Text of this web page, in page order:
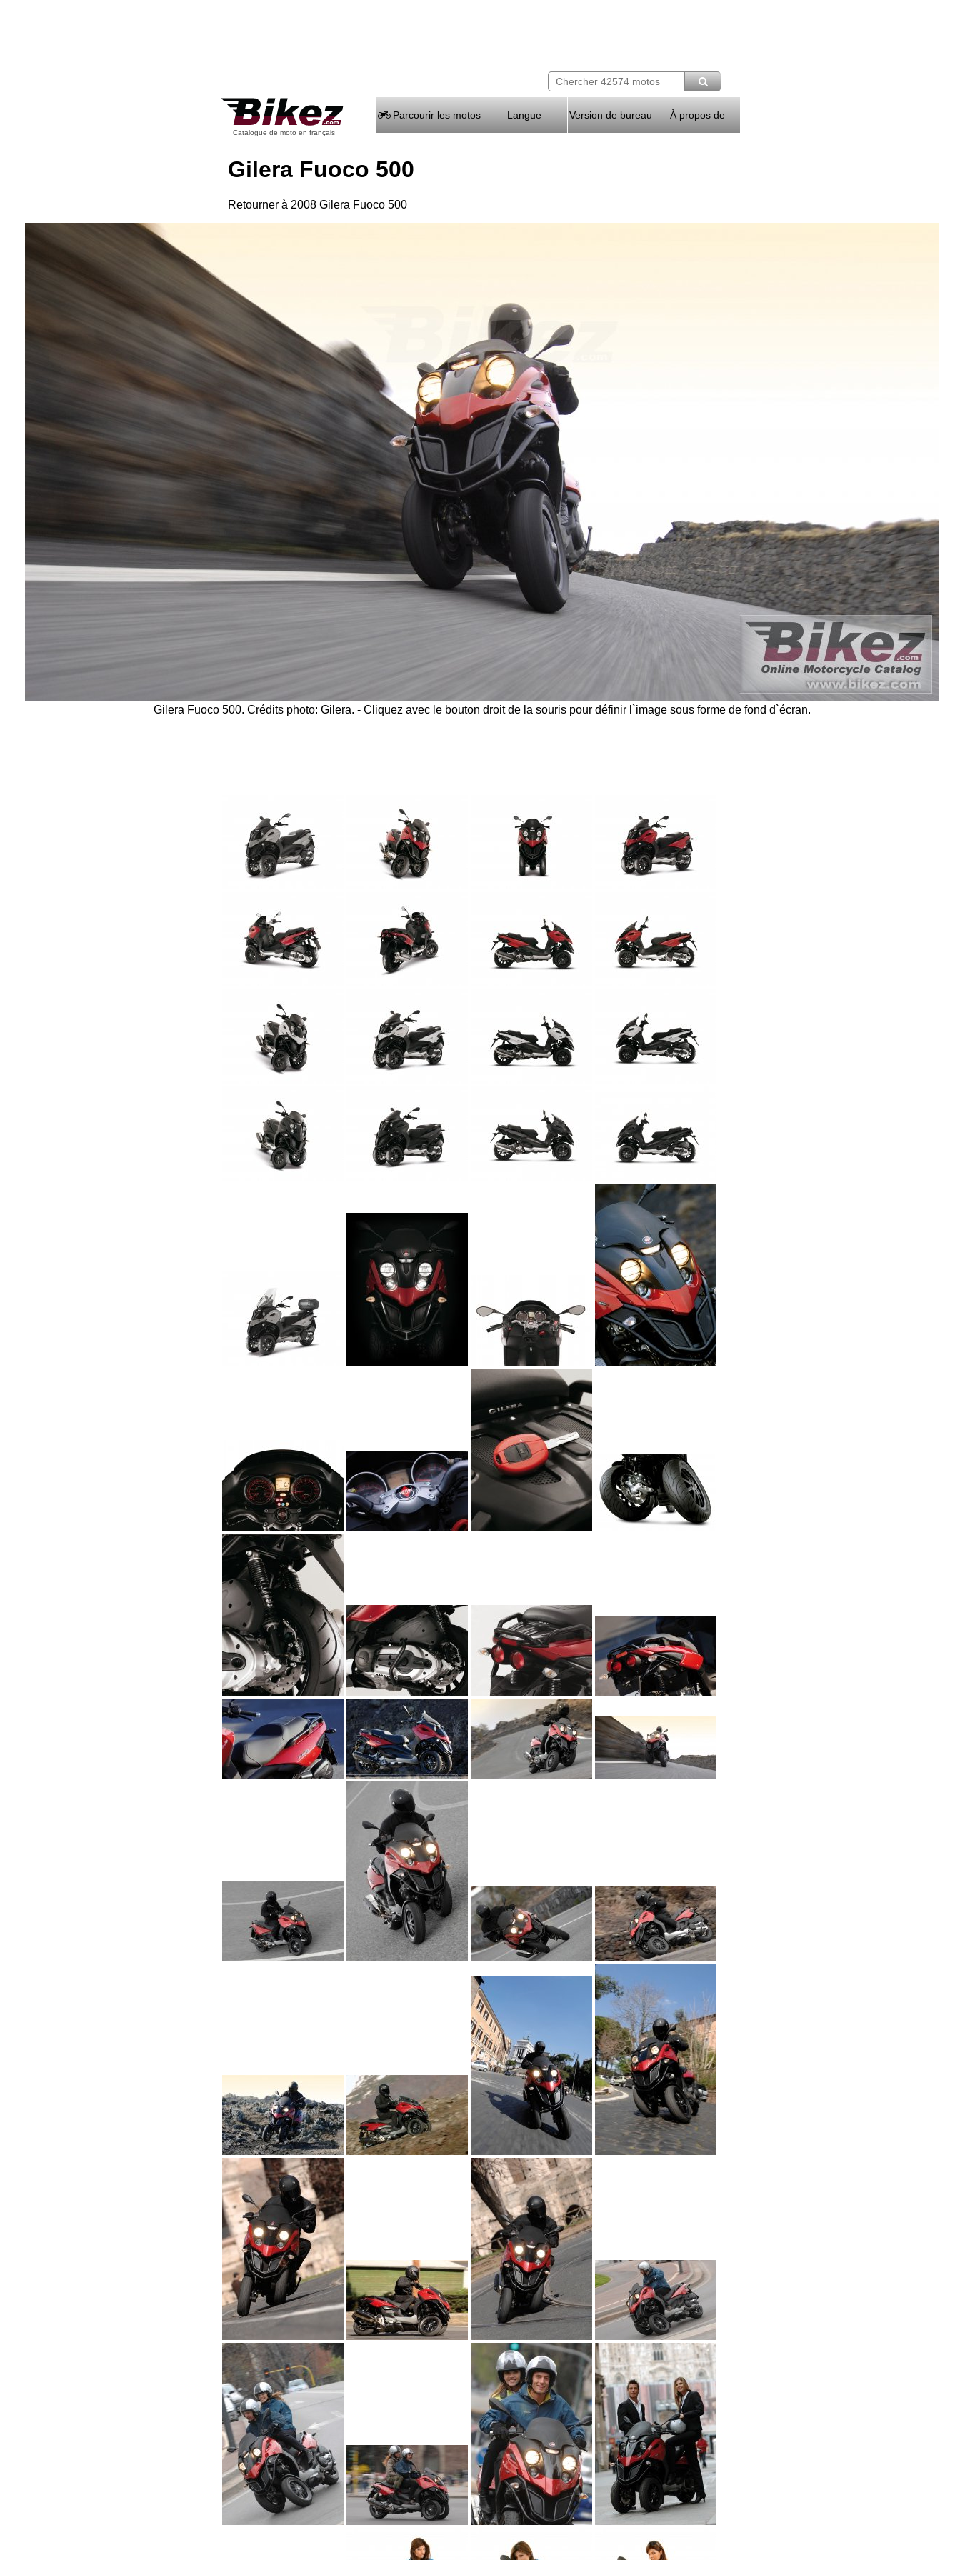
Catalogue de moto en français
Parcourir les motos Langue Version de bureau À propos de
Gilera Fuoco 500
Retourner à 2008 Gilera Fuoco 500
Gilera Fuoco 500. Crédits photo: Gilera. - Cliquez avec le bouton droit de la souris pour définir l`image sous forme de fond d`écran.